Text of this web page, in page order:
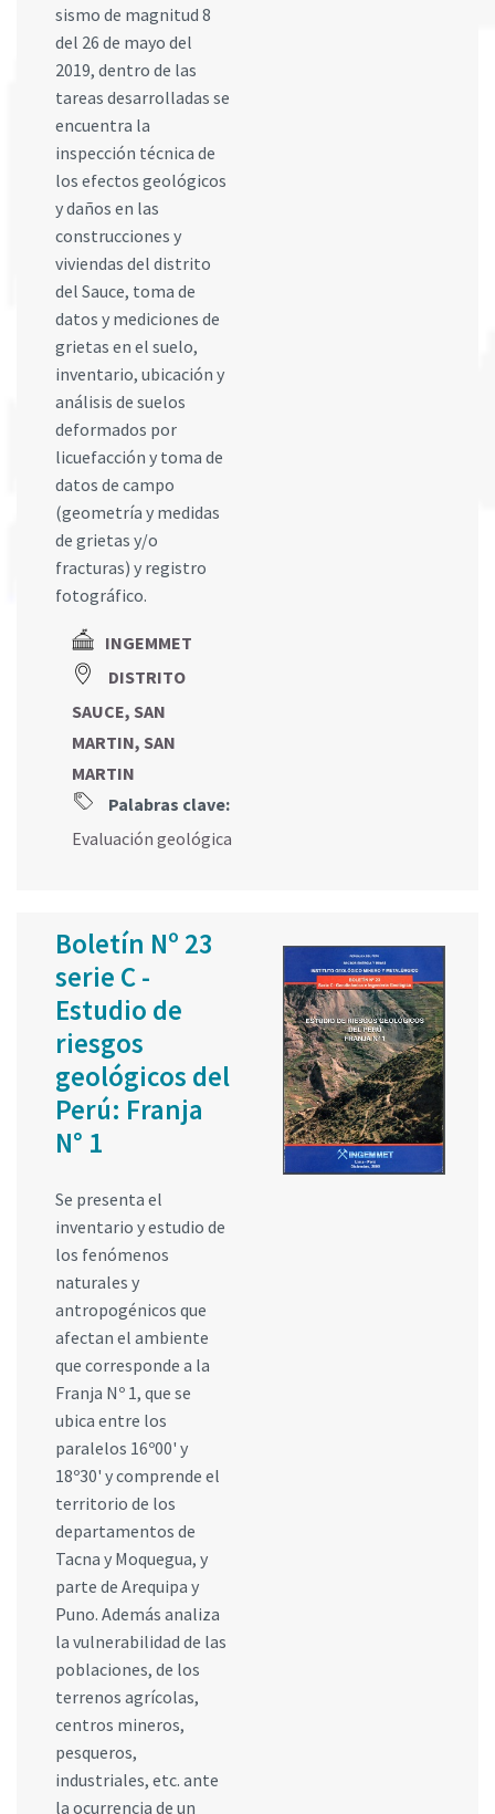
sismo de magnitud 8
del 26 de mayo del
2019, dentro de las
tareas desarrolladas se
encuentra la
inspección técnica de
los efectos geológicos
y daños en las
construcciones y
viviendas del distrito
del Sauce, toma de
datos y mediciones de
grietas en el suelo,
inventario, ubicación y
análisis de suelos
deformados por
licuefacción y toma de
datos de campo
(geometría y medidas
de grietas y/o
fracturas) y registro
fotográfico.
INGEMMET
DISTRITO
SAUCE, SAN
MARTIN, SAN
MARTIN
Palabras clave:
Evaluación geológica
Boletín Nº 23
serie C -
Estudio de
riesgos
geológicos del
Perú: Franja
N° 1
Se presenta el
inventario y estudio de
los fenómenos
naturales y
antropogénicos que
afectan el ambiente
que corresponde a la
Franja Nº 1, que se
ubica entre los
paralelos 16º00' y
18º30' y comprende el
territorio de los
departamentos de
Tacna y Moquegua, y
parte de Arequipa y
Puno. Además analiza
la vulnerabilidad de las
poblaciones, de los
terrenos agrícolas,
centros mineros,
pesqueros,
industriales, etc. ante
la ocurrencia de un